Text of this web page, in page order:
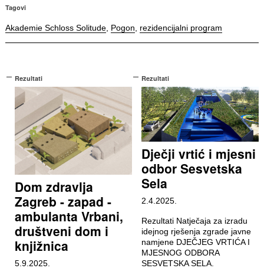
Tagovi
Akademie Schloss Solitude, Pogon rezidencijalni program
Rezultati
Dom zdravlja
Zagreb - zapad -
ambulanta Vrbani,
društveni dom i
knjižnica
5.9.2025.
Rezultati
Dječji vrtić i mjesni
odbor Sesvetska
Sela
2.4.2025.
Rezultati Natječaja za izradu
idejnog rješenja zgrade javne
namjene DJEČJEG VRTIĆA I
MJESNOG ODBORA
SESVETSKA SELA.